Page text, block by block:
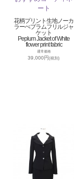
花柄プリント生地ノーカ
ラーぺプラムフリルジャ
ケット
Peplum Jacket of White
flower print fabric
通常価格
39,000円(税別)